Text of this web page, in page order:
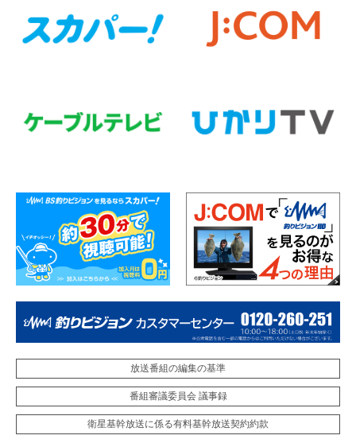
放送番組の編集の基準
番組審議委員会 議事録
衛星基幹放送に係る有料基幹放送契約約款